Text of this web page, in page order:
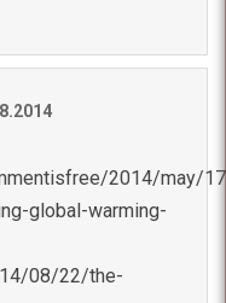
2014/may/
global-warming-
08/22/the-